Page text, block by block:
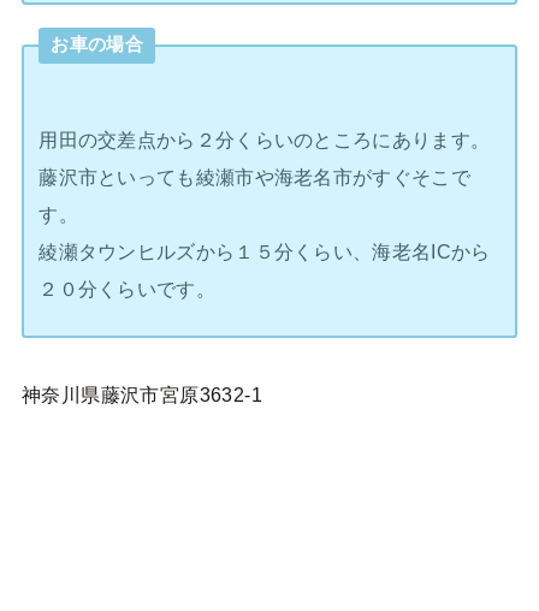
お車の場合
用田の交差点から２分くらいのところにあります。
藤沢市といっても綾瀬市や海老名市がすぐそこで
す。
綾瀬タウンヒルズから１５分くらい、海老名ICから
２０分くらいです。
神奈川県藤沢市宮原3632-1